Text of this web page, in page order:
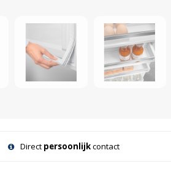
Direct persoonlijkcontact